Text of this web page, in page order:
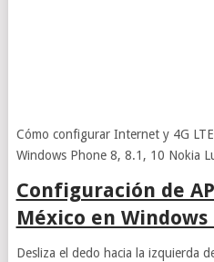
Cómo configurar Internet y 4G
Windows Phone 8, 8.1, 10 Nokia
Configuración de
México en Windows
Desliza el dedo hacia la izquierda